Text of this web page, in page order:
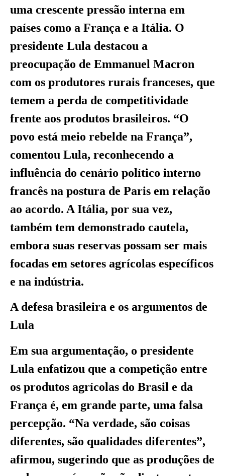
uma crescente pressão interna em
países como a França e a Itália. O
presidente Lula destacou a
preocupação de Emmanuel Macron
com os produtores rurais franceses, que
temem a perda de competitividade
frente aos produtos brasileiros. “O
povo está meio rebelde na França”,
comentou Lula, reconhecendo a
influência do cenário político interno
francês na postura de Paris em relação
ao acordo. A Itália, por sua vez,
também tem demonstrado cautela,
embora suas reservas possam ser mais
focadas em setores agrícolas específicos
e na indústria.
A defesa brasileira e os argumentos de
Lula
Em sua argumentação, o presidente
Lula enfatizou que a competição entre
os produtos agrícolas do Brasil e da
França é, em grande parte, uma falsa
percepção. “Na verdade, são coisas
diferentes, são qualidades diferentes”,
afirmou, sugerindo que as produções de